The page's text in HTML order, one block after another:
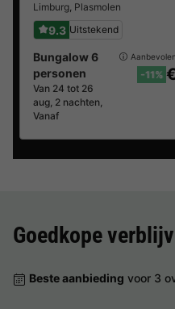
Limburg, Plasmolen
9.3 Uitstekend
Bungalow 6
personen
Van 24 tot 26
aug, 2 nachten,
Vanaf
-11%
Goedkope
Beste aanbieding voor 3